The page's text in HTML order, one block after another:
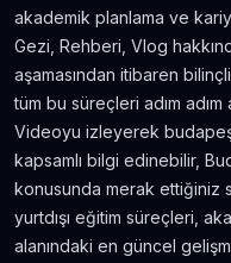
Film ve
Eşya
5.636 gör.
5.381gör.
akademik planlama ve
Gezi, Rehberi, Vlog
aşamasından itibaren
tüm bu süreçleri adım adım
Videoyu izleyerek
kapsamlı bilgi edinebilir,
konusunda merak ettiğiniz
yurtdışı eğitim süreçleri,
alanındaki en güncel